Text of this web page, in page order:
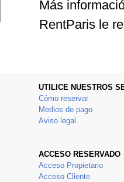
Más
RentParis le
UTILICE NUESTROS
Cómo reservar
Medios de pago
Aviso legal
ACCESO RESERVADO
Acceso Propietario
Acceso Cliente